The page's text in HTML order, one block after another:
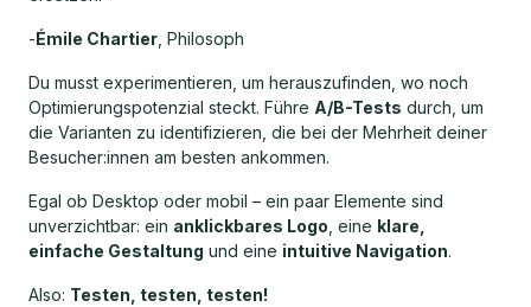
-Émile Chartier , Philosoph
Du musst experimentieren, um herauszufinden, wo noch
Optimierungspotenzial steckt. Führe A/B-Tests durch, um
die Varianten zu identifizieren, die bei der Mehrheit deiner
Besucher:innen am besten ankommen.
Egal ob Desktop oder mobil – ein paar Elemente sind
unverzichtbar: ein anklickbares Logo , eine klare,
einfache Gestaltung und eine intuitive Navigation.
Also: Testen, testen, testen!